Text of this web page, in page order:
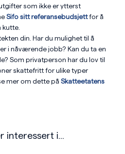
som ikke er ytterst
Sifo sitt referansebudsjettfor å
kutte.
din. Har du mulighet til å
i nåværende jobb? Kan du ta en
Som privatperson har du lov til
skattefritt for ulike typer
mer om dette på Skatteetatens
interessert i...